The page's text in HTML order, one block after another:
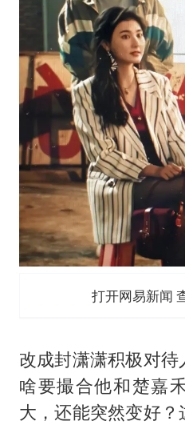
打开网易新闻
改成封潇潇积极对
啥要撮合他和楚嘉
大，还能突然变好